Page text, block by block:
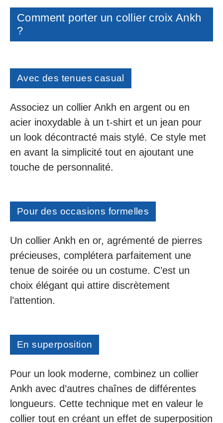
Comment porter un collier croix Ankh
?
Avec des tenues casual
Associez un collier Ankh en argent ou en
acier inoxydable à un t-shirt et un jean pour
un look décontracté mais stylé. Ce style met
en avant la simplicité tout en ajoutant une
touche de personnalité.
Pour des occasions formelles
Un collier Ankh en or, agrémenté de pierres
précieuses, complétera parfaitement une
tenue de soirée ou un costume. C’est un
choix élégant qui attire discrètement
l’attention.
En superposition
Pour un look moderne, combinez un collier
Ankh avec d’autres chaînes de différentes
longueurs. Cette technique met en valeur le
collier tout en créant un effet de superposition